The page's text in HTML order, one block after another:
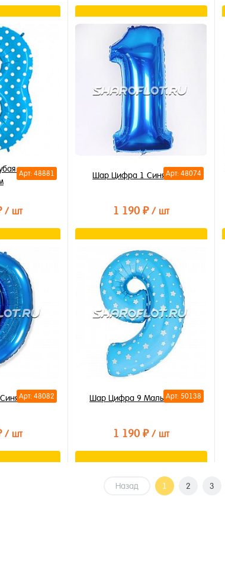
В корзину
Купить в 1 клик
В избранное
В наличии
Арт: 48881
в горошек
/ шт
Арт: 48074
Шар Цифра 1 Синяя 85см
1 190 ₽ / шт
Купить в 1 клик
В избранное
В наличии
Арт: 48082
85см
/ шт
Арт: 50138
Шар Цифра 9 Малыш 85см
1 190 ₽ / шт
Назад 1 2 3